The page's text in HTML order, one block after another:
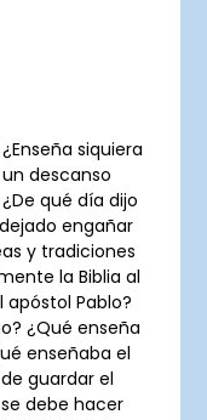
siquiera
descanso
qué día dijo
engañar
y tradiciones
la Biblia al
Pablo?
¿Qué enseña
enseñaba el
guardar el
debe hacer